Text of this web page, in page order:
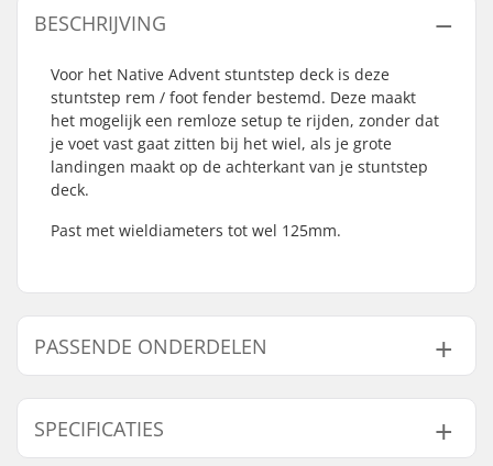
BESCHRIJVING
Voor het Native Advent stuntstep deck is deze
stuntstep rem / foot fender bestemd. Deze maakt
het mogelijk een remloze setup te rijden, zonder dat
je voet vast gaat zitten bij het wiel, als je grote
landingen maakt op de achterkant van je stuntstep
deck.
Past met wieldiameters tot wel 125mm.
PASSENDE ONDERDELEN
Vind producten die samen gaan met Native 125mm
Step Fender:
SPECIFICATIES